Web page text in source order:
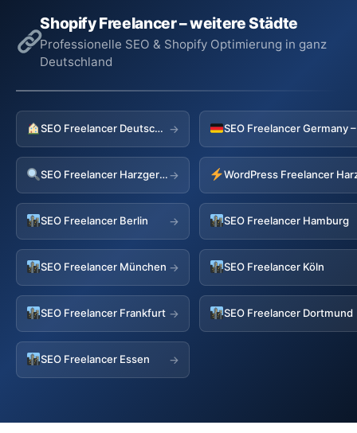
Shopify Freelancer – weitere Städte
Professionelle SEO & Shopify Optimierung in ganz
Deutschland
SEO Freelancer Deutschland →
SEO Freelancer Harzgerode→
SEO Freelancer Berlin → SEO Freelancer Hamburg
SEO Freelancer München → SEO Freelancer Köln
SEO Freelancer Frankfurt → SEO Freelancer Dortmund
SEO Freelancer Essen →